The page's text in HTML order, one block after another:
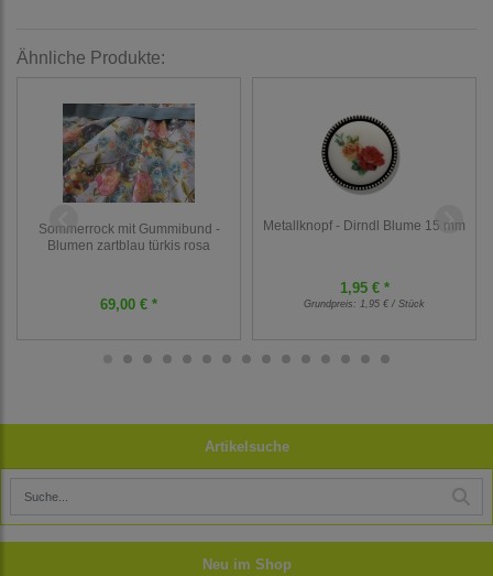
Artikelsuche
Neu im Shop
Ähnliche Produkte:
Sommerrock mit Gummibund -
Blumen zartblau türkis rosa
69,00 € *
Metallknopf - Dirndl Blume 15 mm
1,95 € *
Grundpreis: 1,95 € / Stück